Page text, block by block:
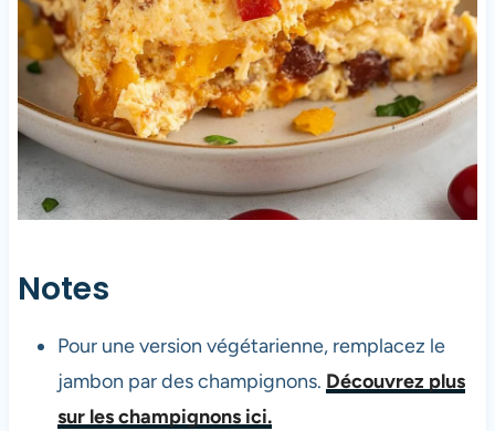
Notes
Pour une version végétarienne, remplacez le
jambon par des champignons. Découvrez plus
sur les champignons ici.